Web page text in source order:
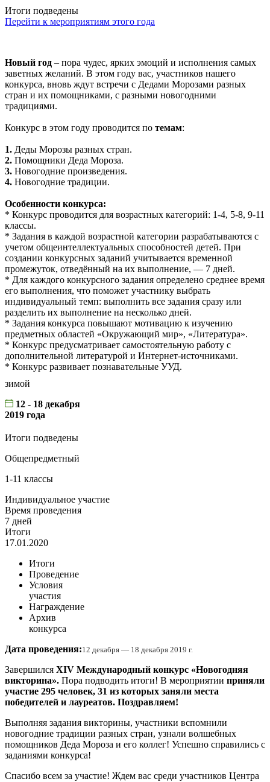
Итоги подведены
Перейти к мероприятиям этого года
Новый год – пора чудес, ярких эмоций и исполнения самых
заветных желаний. В этом году вас, участников нашего
конкурса, вновь ждут встречи с Дедами Морозами разных
стран и их помощниками, с разными новогодними
традициями.
Конкурс в этом году проводится по темам:
1. Деды Морозы разных стран.
2. Помощники Деда Мороза.
3. Новогодние произведения.
4. Новогодние традиции.
Особенности конкурса:
* Конкурс проводится для возрастных категорий: 1-4, 5-8, 9-11
классы.
* Задания в каждой возрастной категории разрабатываются с
учетом общеинтеллектуальных способностей детей. При
создании конкурсных заданий учитывается временной
промежуток, отведённый на их выполнение, — 7 дней.
* Для каждого конкурсного задания определено среднее время
его выполнения, что поможет участнику выбрать
индивидуальный темп: выполнить все задания сразу или
разделить их выполнение на несколько дней.
* Задания конкурса повышают мотивацию к изучению
предметных областей «Окружающий мир», «Литература».
* Конкурс предусматривает самостоятельную работу с
дополнительной литературой и Интернет-источниками.
* Конкурс развивает познавательные УУД.
зимой
12 - 18 декабря
2019 года
Итоги подведены
Общепредметный
1-11 классы
Индивидуальное участие
Время проведения
7 дней
Итоги
17.01.2020
Итоги
Проведение
Условия
участия
Награждение
Архив
конкурса
Дата проведения:12 декабря — 18 декабря 2019 г.
Завершился XIV Международный конкурс «Новогодняя
викторина». Пора подводить итоги! В мероприятии приняли
участие 295 человек, 31 из которых заняли места
победителей и лауреатов. Поздравляем!
Выполняя задания викторины, участники вспомнили
новогодние традиции разных стран, узнали волшебных
помощников Деда Мороза и его коллег! Успешно справились с
заданиями конкурса!
Спасибо всем за участие! Ждем вас среди участников Центра